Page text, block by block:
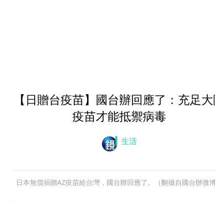
【日贈台疫苗】國台辦回應了：充足大
疫苗才能抵禦病毒
生活
日本無償捐贈AZ疫苗給台灣，國台辦回應了。（翻攝自國台辦微博